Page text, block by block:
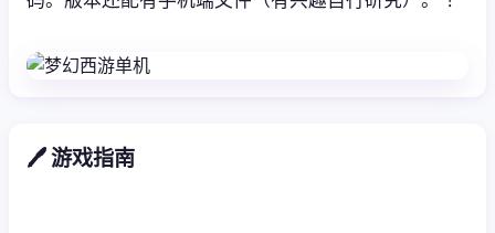
🖊️ 游戏指南